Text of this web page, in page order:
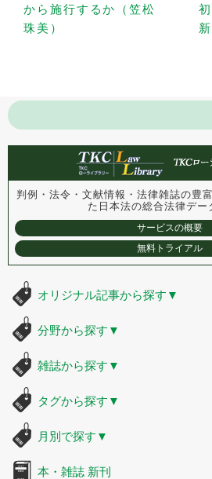
から施行するか（笠松
珠美）
判例・法令・文献情報・法律雑誌の豊
た 日本法の総合法律デー
サービスの概要
無料トライアル
オリジナル記事から探す ▼
分野から探す ▼
雑誌から探す ▼
タグから探す ▼
月別で探す ▼
本・雑誌 新刊